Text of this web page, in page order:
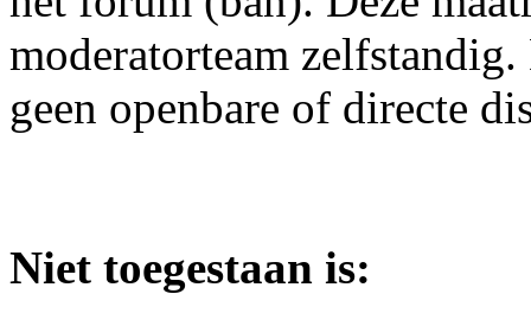
moderatorteam
geen openbare of directe
Niet toegestaan is: